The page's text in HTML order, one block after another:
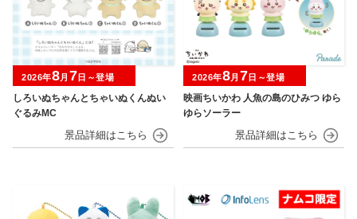
しろいぬちゃんとちゃいぬくんぬい
ぐるみMC
2026年8月 7日～登場
映画ちいかわ 人魚の島のひみつ ゆら
ゆらソーラー
2026年8月 7日～登場